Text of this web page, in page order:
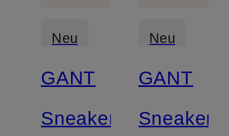
Neu
Zertifiziert
GANT
Sneaker
Neu
Zertifiziert
GANT
Sneaker